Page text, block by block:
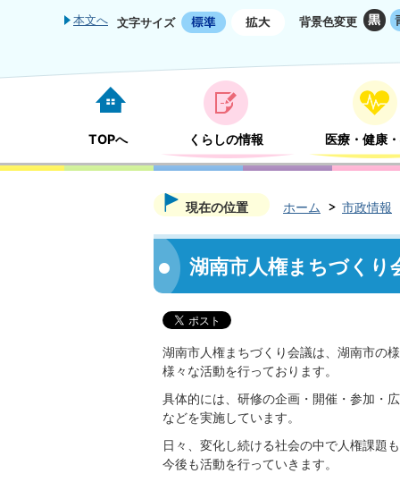
本文へ 文字サイズ 背景色変更
TOPへ くらしの情報 医療・健康
現在の位置 ホーム 市政情報
湖南市人権まちづくり
湖南市人権まちづくり会議は、湖南市の
様々な活動を行っております。
具体的には、研修の企画・開催・参加・
などを実施しています。
日々、変化し続ける社会の中で人権課題
今後も活動を行っていきます。